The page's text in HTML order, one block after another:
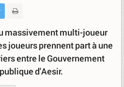
massivement multi-joueur
joueurs prennent part à une
entre le Gouvernement
d'Aesir.